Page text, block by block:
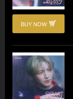
BUY NOW